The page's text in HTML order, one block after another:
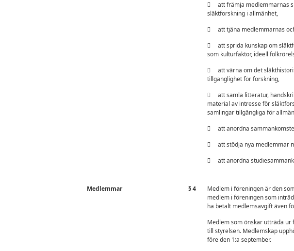
 att främja medlemmarnas
släktforskning i allmänhet,
 att tjäna medlemmarnas
 att sprida kunskap om
som kulturfaktor, ideell
 att värna om det
tillgänglighet för forskning,
 att samla litteratur,
material av intresse för
samlingar tillgängliga för
 att anordna
 att stödja nya medlemmar
 att anordna
Medlemmar § 4
Medlem i föreningen är den
medlem i föreningen som
ha betalt medlemsavgift även
Medlem som önskar utträda
till styrelsen. Medlemskap
före den 1:a september.